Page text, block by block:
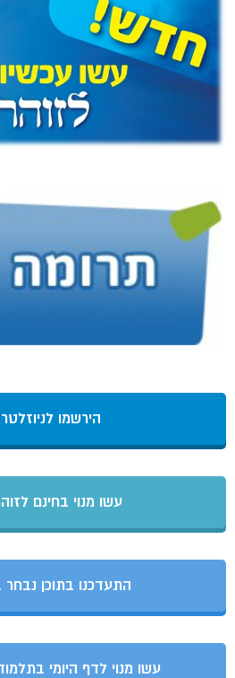
הירשמו
עשו מנוי בחינם
התעדכנו בתוכן
עשו מנוי לדף היומי